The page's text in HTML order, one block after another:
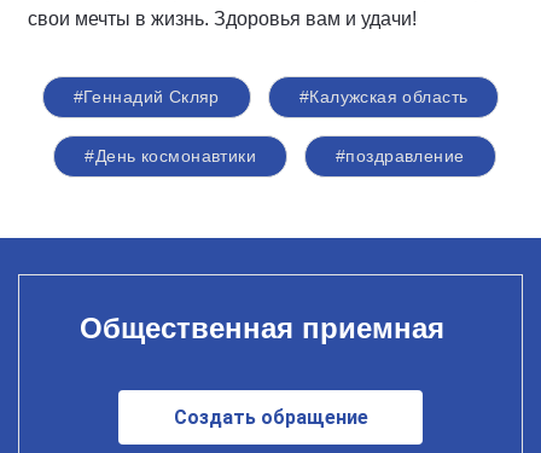
свои мечты в жизнь. Здоровья вам и удачи!
#Геннадий Скляр #Калужская область
#День космонавтики #поздравление
Общественная приемная
Создать обращение